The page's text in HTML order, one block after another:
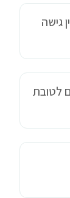
גישה
לטובת